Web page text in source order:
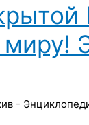
-